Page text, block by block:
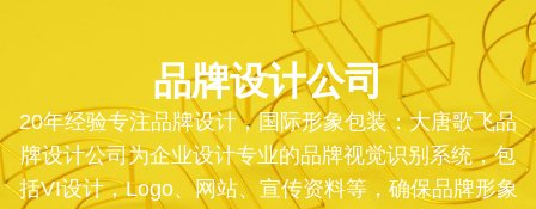
品牌设计公司
20年经验专注品牌设计，国际形象包装：大唐歌飞品
牌设计公司为企业设计专业的品牌视觉识别系统，包
括VI设计，Logo、网站、宣传资料等，确保品牌形象